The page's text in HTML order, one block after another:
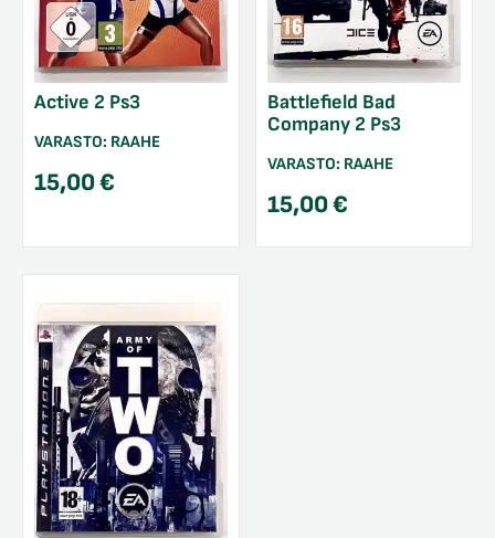
Active 2 Ps3
VARASTO: RAAHE
15,00€
Battlefield Bad
Company 2 Ps3
VARASTO: RAAHE
15,00€